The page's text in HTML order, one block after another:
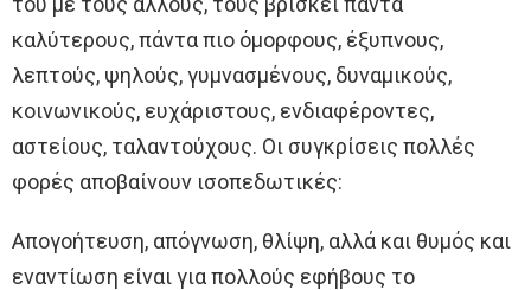
καλύτερους, πάντα πιο όμορφους, έξυπνους,
λεπτούς, ψηλούς, γυμνασμένους, δυναμικούς,
κοινωνικούς, ευχάριστους, ενδιαφέροντες,
αστείους, ταλαντούχους. Oι συγκρίσεις πολλές
φορές αποβαίνουν ισοπεδωτικές:
Απογοήτευση, απόγνωση, θλίψη, αλλά και θυμός και
εναντίωση είναι για πολλούς εφήβους το